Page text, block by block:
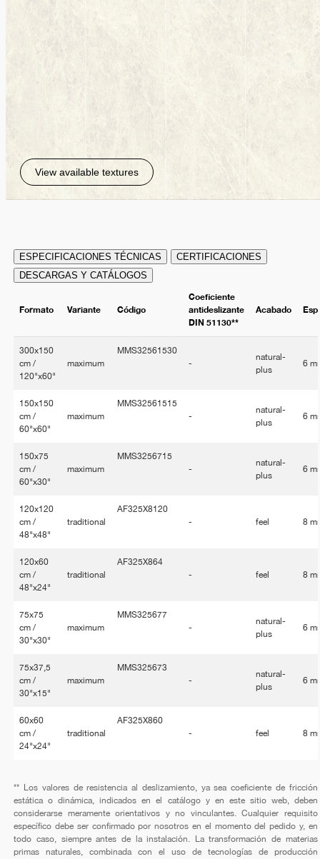
View available textures
ESPECIFICACIONES TÉCNICAS
CERTIFICACIONES
DESCARGAS Y CATÁLOGOS
Formato Variante Código
Coeficiente
antideslizante
DIN 51130**
Acabado
300x150
cm /
120"x60"
maximum
MMS32561530
-
natural-
plus
6
150x150
cm /
60"x60"
maximum
MMS32561515
-
natural-
plus
6
150x75
cm /
60"x30"
maximum
MMS3256715
-
natural-
plus
6
120x120
cm /
48"x48"
traditional
AF325X8120
-
feel 8
120x60
cm /
48"x24"
traditional
AF325X864
-
feel 8
75x75
cm /
30"x30"
maximum
MMS325677
-
natural-
plus
6
75x37,5
cm /
30"x15"
maximum
MMS325673
-
natural-
plus
6
60x60
cm /
24"x24"
traditional
AF325X860
-
feel 8
** Los valores de resistencia al deslizamiento, ya sea coeficiente de fricción
estática o dinámica, indicados en el catálogo y en este sitio web, deben
considerarse meramente orientativos y no vinculantes. Cualquier requisito
específico debe ser confirmado por nosotros en el momento del pedido y, en
todo caso, siempre antes de la instalación. La transformación de materias
primas naturales, combinada con el uso de tecnologías de producción